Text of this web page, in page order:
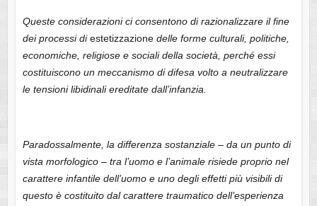
Queste considerazioni ci consentono di razionalizzare il fine
dei processi diestetizzazionedelle forme culturali, politiche,
economiche, religiose e sociali della società, perché essi
costituiscono un meccanismo di difesa volto a neutralizzare
le tensioni libidinali ereditate dall’infanzia.
Paradossalmente, la differenza sostanziale – da un punto di
vista morfologico – tra l’uomo e l’animale risiede proprio nel
carattere infantile dell’uomo e uno degli effetti più visibili di
questo è costituito dal carattere traumatico dell’esperienza